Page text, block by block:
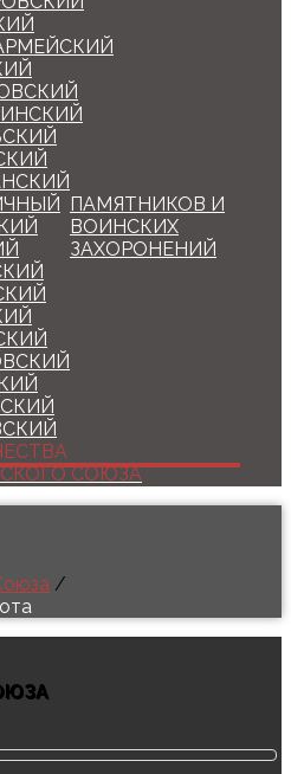
ПАМЯТНИКОВ И
ВОИНСКИХ
ЗАХОРОНЕНИЙ
СОЮЗА
/